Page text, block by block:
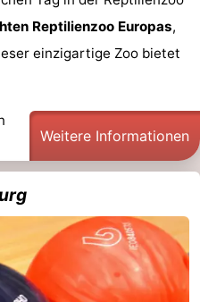
Reptilienzoo Europas,
einzigartige Zoo bietet
Weitere Informationen